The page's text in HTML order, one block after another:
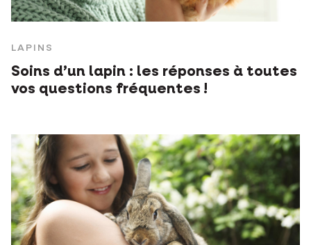
LAPINS
Soins d’un lapin : les réponses à toutes
vos questions fréquentes !